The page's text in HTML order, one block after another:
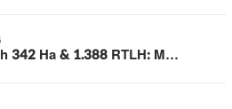
342 Ha & 1.388 RTLH: M…